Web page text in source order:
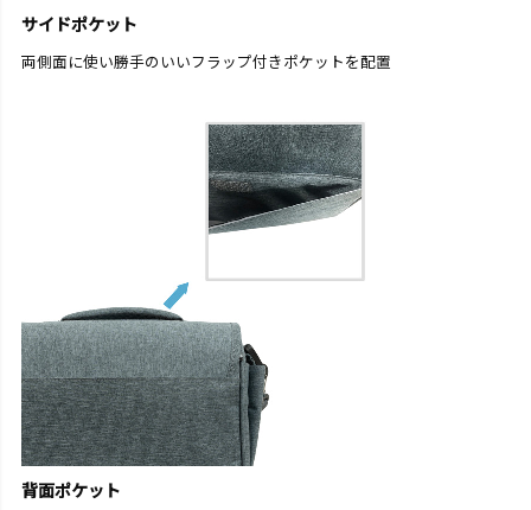
サイドポケット
両側面に使い勝手のいいフラップ付きポケットを配置
背面ポケット